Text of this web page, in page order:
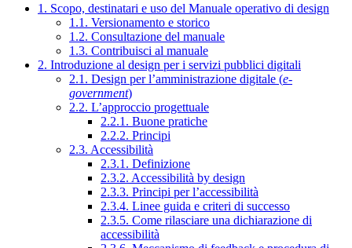
1. Scopo, destinatari e uso del Manuale operativo di design
1.1. Versionamento e storico
1.2. Consultazione del manuale
1.3. Contribuisci al manuale
2. Introduzione al design per i servizi pubblici digitali
2.1. Design per l’amministrazione digitale (e-
government)
2.2. L’approccio progettuale
2.2.1. Buone pratiche
2.2.2. Principi
2.3. Accessibilità
2.3.1. Definizione
2.3.2. Accessibilità by design
2.3.3. Principi per l’accessibilità
2.3.4. Linee guida e criteri di successo
2.3.5. Come rilasciare una dichiarazione di
accessibilità